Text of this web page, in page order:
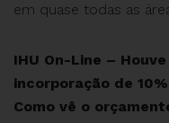
em quase todas as
IHU On-Line –
incorporação de
Como vê o